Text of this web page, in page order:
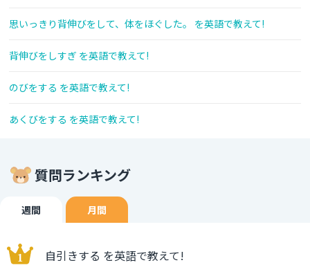
思いっきり背伸びをして、体をほぐした。 を英語で教えて!
背伸びをしすぎ を英語で教えて!
のびをする を英語で教えて!
あくびをする を英語で教えて!
質問ランキング
週間 月間
自引きする を英語で教えて!